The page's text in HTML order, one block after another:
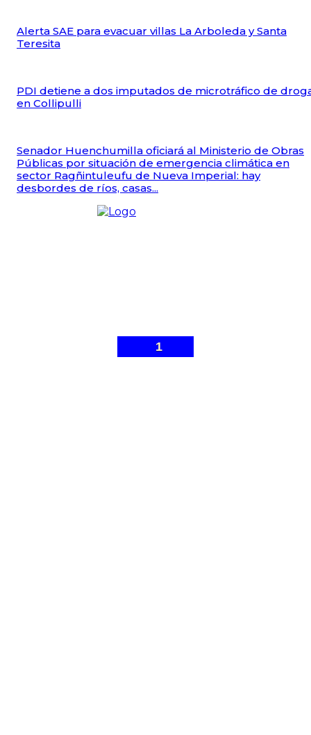
Alerta SAE para evacuar villas La Arboleda y Santa
Teresita
PDI detiene a dos imputados de microtráfico de
en Collipulli
Senador Huenchumilla oficiará al Ministerio de Obras
Públicas por situación de emergencia climática en
sector Ragñintuleufu de Nueva Imperial: hay
desbordes de ríos, casas...
1